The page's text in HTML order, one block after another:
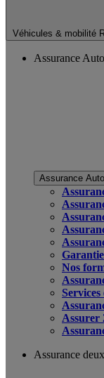
Véhicules & mobilité
Assurance Auto
Assurance Auto
Nos
Assurer
Assurance